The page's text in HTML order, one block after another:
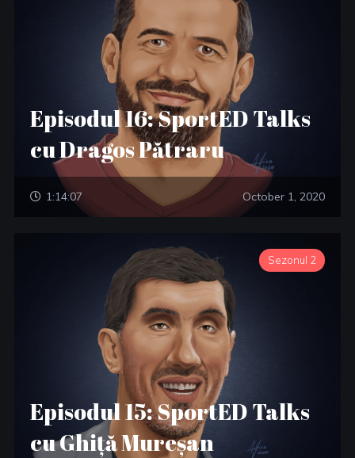
Episodul 16: SportED Talks
cu Dragos Pătraru
1:14:07 October 1, 2020
Sezonul 2
Episodul 15: SportED Talks
cu Ghiță Mureșan